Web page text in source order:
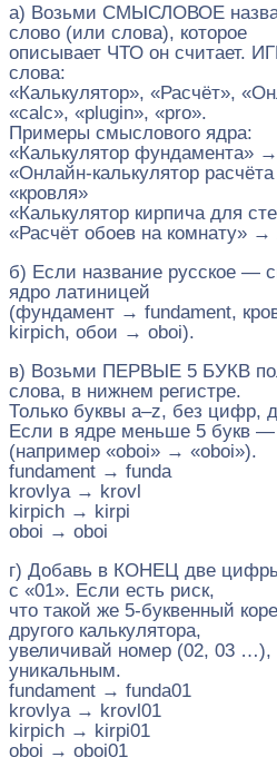
а) Возьми СМЫСЛОВОЕ
слово (или слова), которое
описывает ЧТО он считает.
слова:
«Калькулятор», «Расчёт»,
«calc», «plugin», «pro».
Примеры смыслового ядра:
«Калькулятор фундамента»
«Онлайн-калькулятор
«кровля»
«Калькулятор кирпича для
«Расчёт обоев на комнату» →
б) Если название русское —
ядро латиницей
(фундамент → fundament,
kirpich, обои → oboi).
в) Возьми ПЕРВЫЕ 5 БУКВ
слова, в нижнем регистре.
Только буквы a–z, без цифр,
Если в ядре меньше 5 букв —
(например «oboi» → «oboi»).
fundament → funda
krovlya → krovl
kirpich → kirpi
oboi → oboi
г) Добавь в КОНЕЦ две
с «01». Если есть риск,
что такой же 5-буквенный
другого калькулятора,
увеличивай номер (02, 03 …),
уникальным.
fundament → funda01
krovlya → krovl01
kirpich → kirpi01
oboi → oboi01